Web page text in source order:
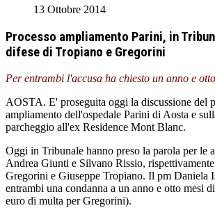
13 Ottobre 2014
Processo ampliamento Parini, in
difese di Tropiano e Gregorini
Per entrambi l'accusa ha chiesto un anno e
AOSTA. E' proseguita oggi la discussione del
ampliamento dell'ospedale Parini di Aosta e
parcheggio all'ex Residence Mont Blanc.
Oggi in Tribunale hanno preso la parola per le
Andrea Giunti e Silvano Rissio,
Gregorini e Giuseppe Tropiano. Il pm Daniela
entrambi una condanna a un anno e otto mesi
euro di multa per Gregorini).